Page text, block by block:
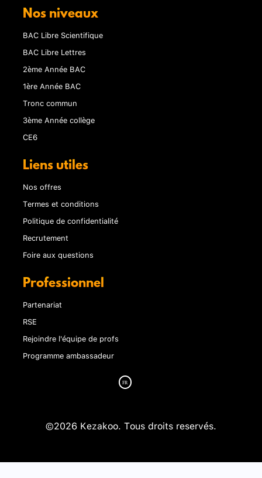
Nos niveaux
BAC Libre Scientifique
BAC Libre Lettres
2ème Année BAC
1ère Année BAC
Tronc commun
3ème Année collège
CE6
Liens utiles
Nos offres
Termes et conditions
Politique de confidentialité
Recrutement
Foire aux questions
Professionnel
Partenariat
RSE
Rejoindre l'équipe de profs
Programme ambassadeur
©2026 Kezakoo. Tous droits reservés.